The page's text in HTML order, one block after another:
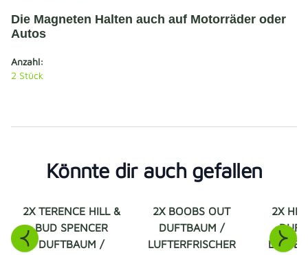
Die Magneten Halten auch auf Motorräder oder
Autos
Anzahl:
2 Stück
Könnte dir auch gefallen
2X TERENCE HILL &
BUD SPENCER
DUFTBAUM /
2X BOOBS OUT
DUFTBAUM /
LUFTERFRISCHER
2X